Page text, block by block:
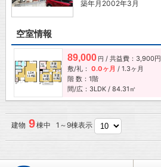
築年月2002年3月
空室情報
89,000 円 / 共益費：3,900円
敷/礼： 0.0ヶ月 / 1.3ヶ月
階 数：1階
間/広：3LDK / 84.31㎡
建物 9棟中 1～9棟表示